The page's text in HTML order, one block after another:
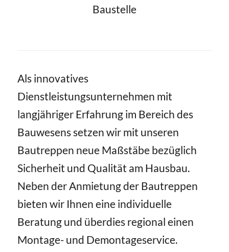
Baustelle
Als innovatives
Dienstleistungsunternehmen mit
langjähriger Erfahrung im Bereich des
Bauwesens setzen wir mit unseren
Bautreppen neue Maßstäbe bezüglich
Sicherheit und Qualität am Hausbau.
Neben der Anmietung der Bautreppen
bieten wir Ihnen eine individuelle
Beratung und überdies regional einen
Montage- und Demontageservice.